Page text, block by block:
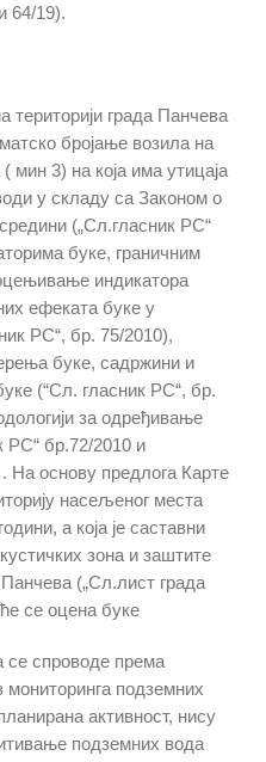
и 64/19).
територији града Панчева
бројање возила на
3) на која има утицаја
у складу са Законом о
(„Сл.гласник РС“
буке, граничним
индикатора
ефеката буке у
РС“, бр. 75/2010),
буке, садржини и
(“Сл. гласник РС“, бр.
за одређивање
РС“ бр.72/2010 и
основу предлога Карте
насељеног места
а која је саставни
зона и заштите
(„Сл.лист града
се оцена буке
се спроводе према
мониторинга подземних
активност, нису
подземних вода